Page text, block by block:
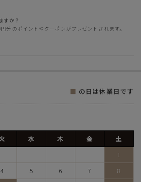
すか？
分のポイントやクーポンがプレゼントされます。
■ の日は休業日です
水 木 金
土
1
4 5 6 7
8